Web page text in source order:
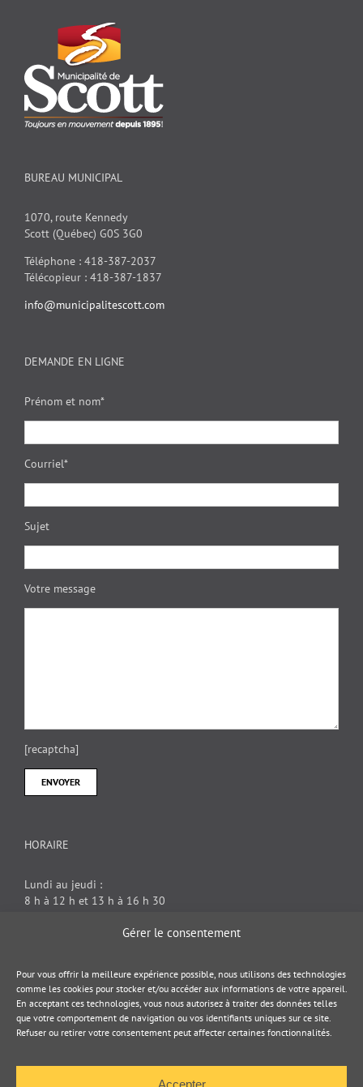
Gérer le consentement
Pour vous offrir la meilleure expérience possible, nous utilisons des technologies
comme les cookies pour stocker et/ou accéder aux informations de votre appareil.
En acceptant ces technologies, vous nous autorisez à traiter des données telles
que votre comportement de navigation ou vos identifiants uniques sur ce site.
Refuser ou retirer votre consentement peut affecter certaines fonctionnalités.
Accepter
BUREAU MUNICIPAL
1070, route Kennedy
Scott (Québec) G0S 3G0
Téléphone : 418-387-2037
Télécopieur : 418-387-1837
info@municipalitescott.com
DEMANDE EN LIGNE
Prénom et nom*
Courriel*
Sujet
Votre message
[recaptcha]
HORAIRE
Lundi au jeudi :
8 h à 12 h et 13 h à 16 h 30
DOCUMENT JURIDIQUE
Politique de cookies